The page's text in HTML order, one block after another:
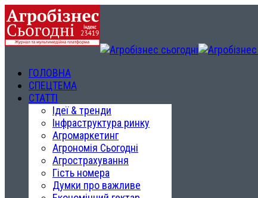
ГОЛОВНА
СПЕЦТЕМА
СТАТТІ
Ідеї & тренди
Інфраструктура ринку
Агромаркетинг
Агрономія Сьогодні
Агрострахування
Гість номера
Думки про важливе